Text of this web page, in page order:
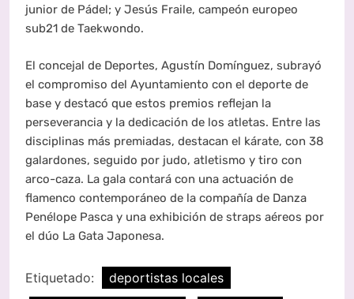
junior de Pádel; y Jesús Fraile, campeón europeo
sub21 de Taekwondo.
El concejal de Deportes, Agustín Domínguez, subrayó
el compromiso del Ayuntamiento con el deporte de
base y destacó que estos premios reflejan la
perseverancia y la dedicación de los atletas. Entre las
disciplinas más premiadas, destacan el kárate, con 38
galardones, seguido por judo, atletismo y tiro con
arco-caza. La gala contará con una actuación de
flamenco contemporáneo de la compañía de Danza
Penélope Pasca y una exhibición de straps aéreos por
el dúo La Gata Japonesa.
Etiquetado:
deportistas locales